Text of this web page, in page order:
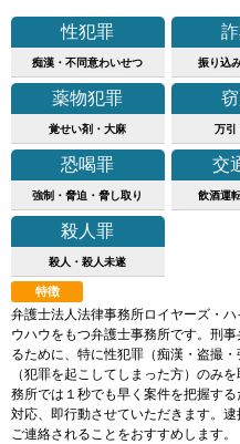
性犯罪
痴漢・不同意わいせつ 振り込
薬物犯罪
覚せい剤・大麻 万引
恐喝罪
強制・脅迫・脅し取り
交
飲酒運
殺人罪
殺人・殺人未遂
特徴
弁護士法人法律事務所ロイヤーズ・
ウハウをもつ弁護士事務所です。刑
るために、特に性犯罪（痴漢・盗撮
（犯罪を起こしてしまった方）のみ
務所では１秒でも早く案件を把握す
対応、即行動させていただきます。
ご連絡されることをおすすめします。